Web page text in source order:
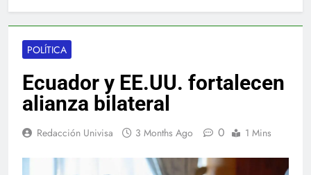
POLÍTICA
Ecuador y EE.UU. fortalecen
alianza bilateral
Redacción Univisa 3 Months Ago 0 1 Mins